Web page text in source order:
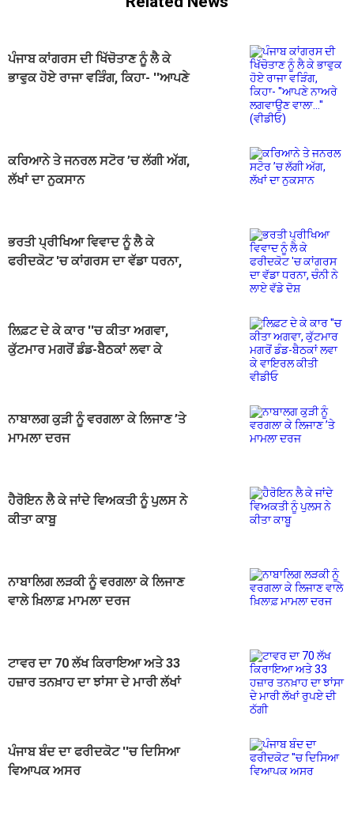
ਪੰਜਾਬ ਕਾਂਗਰਸ ਦੀ ਖਿੱਚੋਤਾਣ ਨੂੰ ਲੈ ਕੇ
ਭਾਵੁਕ ਹੋਏ ਰਾਜਾ ਵੜਿੰਗ, ਕਿਹਾ- ''ਆਪਣੇ
ਕਰਿਆਨੇ ਤੇ ਜਨਰਲ ਸਟੋਰ ’ਚ ਲੱਗੀ ਅੱਗ,
ਲੱਖਾਂ ਦਾ ਨੁਕਸਾਨ
ਭਰਤੀ ਪ੍ਰੀਖਿਆ ਵਿਵਾਦ ਨੂੰ ਲੈ ਕੇ
ਫਰੀਦਕੋਟ 'ਚ ਕਾਂਗਰਸ ਦਾ ਵੱਡਾ ਧਰਨਾ,
ਲਿਫ਼ਟ ਦੇ ਕੇ ਕਾਰ ''ਚ ਕੀਤਾ ਅਗਵਾ,
ਕੁੱਟਮਾਰ ਮਗਰੋਂ ਡੰਡ-ਬੈਠਕਾਂ ਲਵਾ ਕੇ
ਨਾਬਾਲਗ ਕੁੜੀ ਨੂੰ ਵਰਗਲਾ ਕੇ ਲਿਜਾਣ ’ਤੇ
ਮਾਮਲਾ ਦਰਜ
ਹੈਰੋਇਨ ਲੈ ਕੇ ਜਾਂਦੇ ਵਿਅਕਤੀ ਨੂੰ ਪੁਲਸ ਨੇ
ਕੀਤਾ ਕਾਬੂ
ਨਾਬਾਲਿਗ ਲੜਕੀ ਨੂੰ ਵਰਗਲਾ ਕੇ ਲਿਜਾਣ
ਵਾਲੇ ਖ਼ਿਲਾਫ਼ ਮਾਮਲਾ ਦਰਜ
ਟਾਵਰ ਦਾ 70 ਲੱਖ ਕਿਰਾਇਆ ਅਤੇ 33
ਹਜ਼ਾਰ ਤਨਖ਼ਾਹ ਦਾ ਝਾਂਸਾ ਦੇ ਮਾਰੀ ਲੱਖਾਂ
ਪੰਜਾਬ ਬੰਦ ਦਾ ਫਰੀਦਕੋਟ ''ਚ ਦਿਸਿਆ
ਵਿਆਪਕ ਅਸਰ